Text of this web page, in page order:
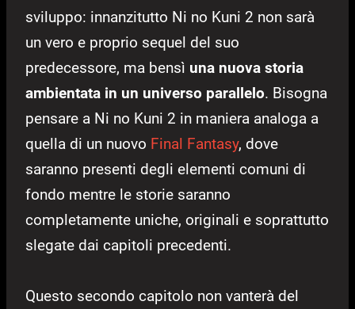
sviluppo: innanzitutto Ni no Kuni 2 non sarà
un vero e proprio sequel del suo
predecessore, ma bensì una nuova storia
ambientata in un universo parallelo. Bisogna
pensare a Ni no Kuni 2 in maniera analoga a
quella di un nuovo Final Fantasy, dove
saranno presenti degli elementi comuni di
fondo mentre le storie saranno
completamente uniche, originali e soprattutto
slegate dai capitoli precedenti.
Questo secondo capitolo non vanterà del